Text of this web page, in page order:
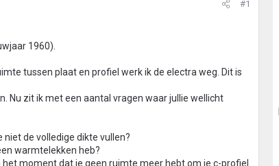
#1
1960).
tussen plaat en profiel werk ik de electra weg. Dit is
Nu zit ik met een aantal vragen waar jullie wellicht
de volledige dikte vullen?
warmtelekken heb?
moment dat je geen ruimte meer hebt om je c-profiel